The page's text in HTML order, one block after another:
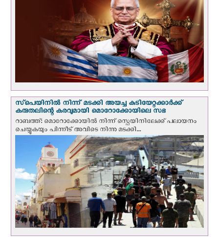
സ്‌പെയിനില്‍ നിന്ന് മടക്കി അയച്ച കുടിയേറ്റക്കാര്‍ക്ക്
കരുതലിന്റെ കരവുമായി മൊറോക്കോയിലെ സഭ
റാബത്ത്: മൊറോക്കോയിൽ നിന്ന് സ്പെയിനിലേക്ക് പലായനം
ചെയ്യുകയും പിന്നീട് അവിടെ നിന്നു മടക്കി...